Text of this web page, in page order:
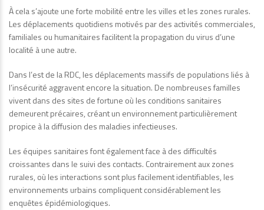
À cela s’ajoute une forte mobilité entre les villes et les zones rurales.
Les déplacements quotidiens motivés par des activités commerciales,
familiales ou humanitaires facilitent la propagation du virus d’une
localité à une autre.
Dans l’est de la RDC, les déplacements massifs de populations liés à
l’insécurité aggravent encore la situation. De nombreuses familles
vivent dans des sites de fortune où les conditions sanitaires
demeurent précaires, créant un environnement particulièrement
propice à la diffusion des maladies infectieuses.
Les équipes sanitaires font également face à des difficultés
croissantes dans le suivi des contacts. Contrairement aux zones
rurales, où les interactions sont plus facilement identifiables, les
environnements urbains compliquent considérablement les
enquêtes épidémiologiques.